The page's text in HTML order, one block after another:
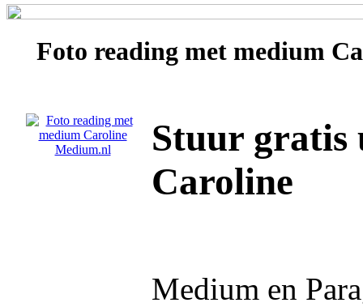
Foto reading met medium
Stuur gratis
Caroline
Medium en